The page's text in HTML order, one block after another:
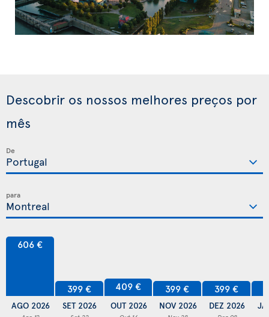
Descobrir os nossos melhores preços por
mês
De
para
606 €
AGO 2026
399 €
SET 2026
409 €
OUT 2026
399 €
NOV 2026
399 €
DEZ 2026